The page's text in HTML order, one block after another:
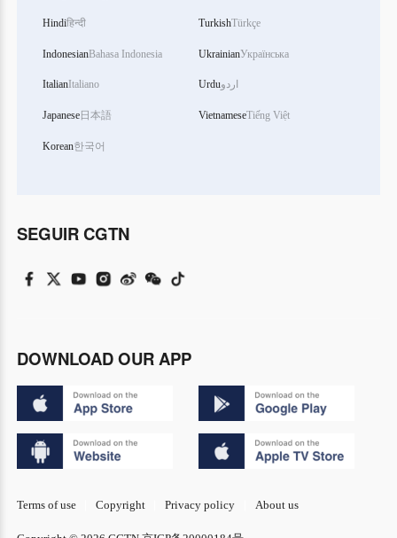
Hindiहिन्दी
IndonesianBahasa Indonesia
ItalianItaliano
Japanese日本語
Korean한국어
TurkishTürkçe
UkrainianУкраїнська
Urduاردو
VietnameseTiếng Việt
SEGUIR CGTN
DOWNLOAD OUR APP
Terms of use Copyright Privacy policy About us